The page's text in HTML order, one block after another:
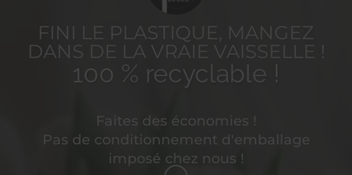
FINI LE PLASTIQUE, MANGEZ
DANS DE LA VRAIE VAISSELLE !
100 % recyclable !
Faites des économies !
Pas de conditionnement d'emballage
imposé chez nous !